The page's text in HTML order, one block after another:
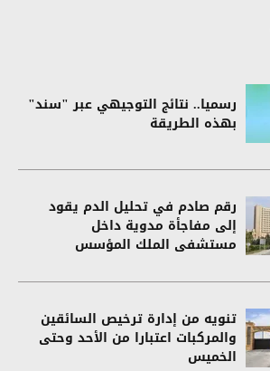
رسميا.. نتائج التوجيهي عبر "سند"
بهذه الطريقة
رقم صادم في تحليل الدم يقود
إلى مفاجأة مدوية داخل
مستشفى الملك المؤسس
تنويه من إدارة ترخيص السائقين
والمركبات اعتبارا من الأحد وحتى
الخميس